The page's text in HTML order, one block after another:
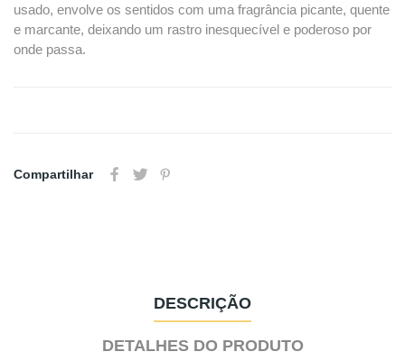
usado, envolve os sentidos com uma fragrância picante, quente
e marcante, deixando um rastro inesquecível e poderoso por
onde passa.
Compartilhar
DESCRIÇÃO
DETALHES DO PRODUTO